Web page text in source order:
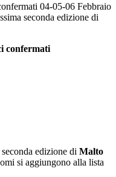
04-05-06 Febbraio
seconda edizione di
confermati
edizione di Malto
si aggiungono alla lista